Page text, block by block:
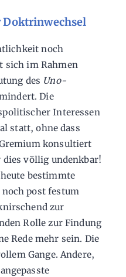
noch
sich im Rahmen
des Uno-
Die
Interessen
statt, ohne dass
konsultiert
völlig undenkbar!
bestimmte
post festum
zur
Rolle zur Findung
Rede mehr sein. Die
Gange. Andere,